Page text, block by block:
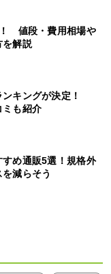
値段・費用相場や
を解説
ンキングが決定！
ミも紹介
め通販5選！規格外
減らそう